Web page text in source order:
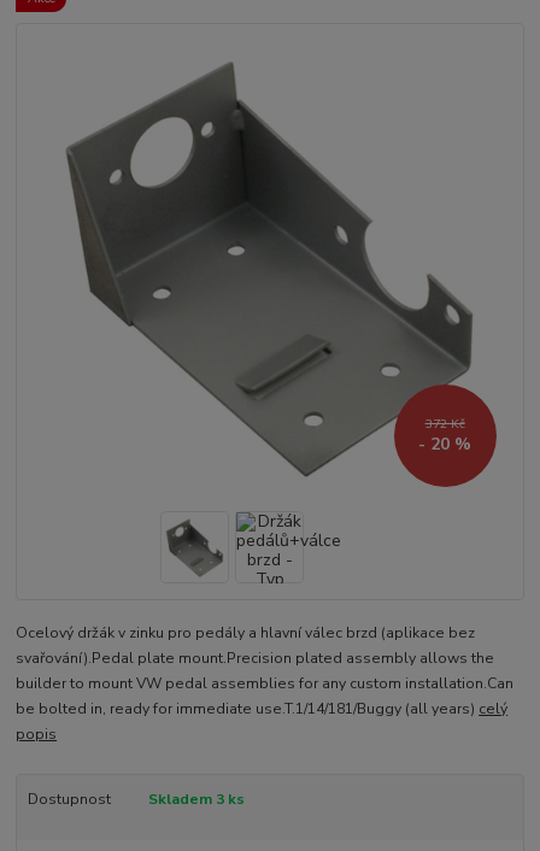
372 Kč
- 20 %
Ocelový držák v zinku pro pedály a hlavní válec brzd (aplikace bez
svařování).Pedal plate mount.Precision plated assembly allows the
builder to mount VW pedal assemblies for any custom installation.Can
be bolted in, ready for immediate use.T.1/14/181/Buggy (all years) celý
popis
Dostupnost Skladem 3 ks